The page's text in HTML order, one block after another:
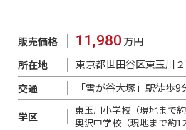
販売価格 11,980 万円
所在地
東京都世田谷区東玉川
交通
「雪が谷大塚」駅徒歩9
学区
東玉川小学校（現地まで約
奥沢中学校（現地まで約